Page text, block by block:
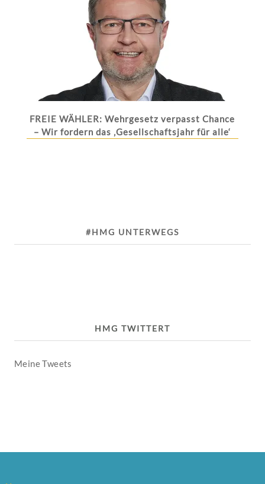
FREIE WÄHLER: Wehrgesetz verpasst Chance
– Wir fordern das ‚Gesellschaftsjahr für alle‘
#HMG UNTERWEGS
HMG TWITTERT
Meine Tweets